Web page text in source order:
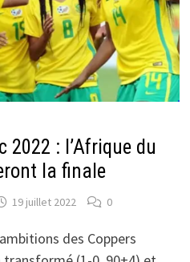
2022 : l’Afrique du
la finale
19 juillet 2022 0
des Coppers